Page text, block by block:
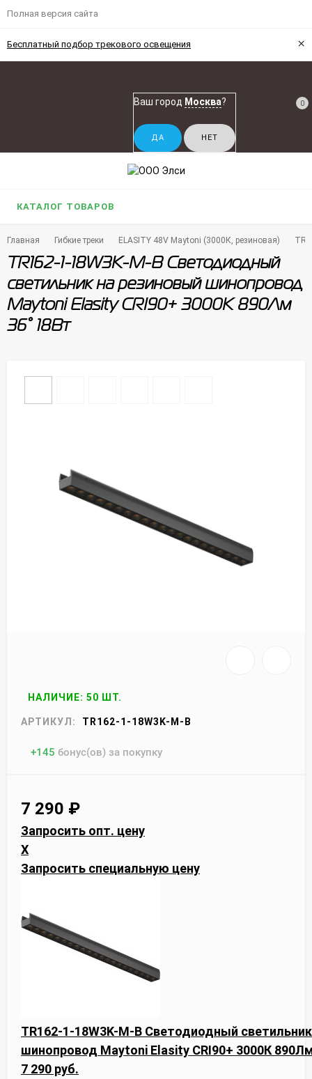
Полная версия сайта
Бесплатный подбор трекового освещения ×
Ваш город Москва? 0
КАТАЛОГ ТОВАРОВ
Главная Гибкие треки ELASITY 48V Maytoni (3000К, резиновая)
TR162-1-18W3K-M-B Светодиодный
светильник на резиновый шинопровод
Maytoni Elasity CRI90+ 3000К 890Лм
36° 18Вт
НАЛИЧИЕ: 50 ШТ.
АРТИКУЛ: TR162-1-18W3K-M-B
+145 бонус(ов) за покупку
7 290 ₽
Запросить опт. цену
X
Запросить специальную цену
TR162-1-18W3K-M-B Светодиодный
шинопровод Maytoni Elasity CRI90+ 3000К
7 290 руб.